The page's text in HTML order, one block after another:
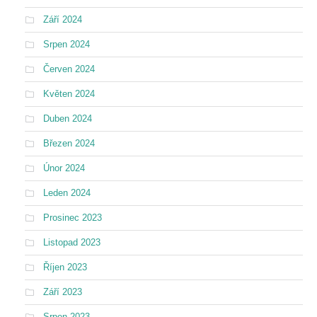
Září 2024
Srpen 2024
Červen 2024
Květen 2024
Duben 2024
Březen 2024
Únor 2024
Leden 2024
Prosinec 2023
Listopad 2023
Říjen 2023
Září 2023